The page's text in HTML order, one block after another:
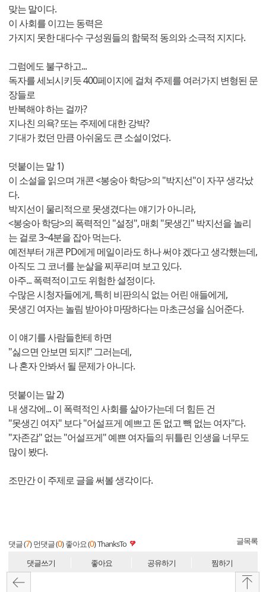
맞는 말이다.
이 사회를 이끄는 동력은
가지지 못한 대다수 구성원들의 함묵적 동의와 소극적 지지다.
그럼에도 불구하고...
독자를 세뇌시키듯 400페이지에 걸쳐 주제를 여러가지 변형된 문
장들로
반복해야 하는 걸까?
지나친 의욕? 또는 주제에 대한 강박?
기대가 컸던 만큼 아쉬움도 큰 소설이었다.
덧붙이는 말 1)
이 소설을 읽으며 개콘 <봉숭아 학당>의 "박지선"이 자꾸 생각났
다.
박지선이 물리적으로 못생겼다는 얘기가 아니라,
<봉숭아 학당>의 폭력적인 "설정", 매회 "못생긴" 박지선을 놀리
는 걸로 3~4분을 잡아 먹는다.
예전부터 개콘 PD에게 메일이라도 하나 써야 겠다고 생각했는데,
아직도 그 코너를 눈살을 찌푸리며 보고 있다.
아주... 폭력적이고도 위험한 설정이다.
수많은 시청자들에게, 특히 비판의식 없는 어린 애들에게,
못생긴 여자는 놀림 받아야 마땅하다는 마초근성을 심어준다.
이 얘기를 사람들한테 하면
"싫으면 안보면 되지!" 그러는데,
나 혼자 안봐서 될 문제가 아니다.
덧붙이는 말 2)
내 생각에... 이 폭력적인 사회를 살아가는데 더 힘든 건
"못생긴 여자" 보다 "어설프게 예쁘고 돈 없고 빽 없는 여자"다.
"자존감" 없는 "어설프게" 예쁜 여자들의 뒤틀린 인생을 너무도
많이 봤다.
조만간 이 주제로 글을 써볼 생각이다.
댓글 (7) 먼댓글 (0) 좋아요 (0)ThanksTo 글목록
댓글쓰기 좋아요 공유하기 찜하기